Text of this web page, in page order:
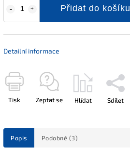
Přidat do košíku
Detailní informace
Tisk Zeptat se Hlídat Sdílet
Popis Podobné (3)